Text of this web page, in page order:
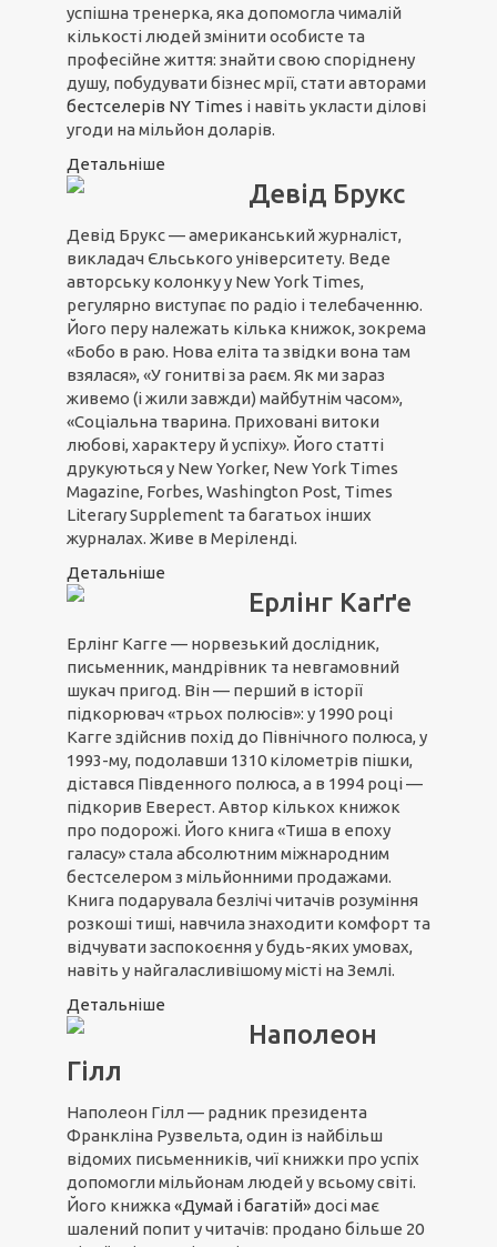
успішна тренерка, яка допомогла чималій
кількості людей змінити особисте та
професійне життя: знайти свою споріднену
душу, побудувати бізнес мрії, стати авторами
бестселерів NY Times і навіть укласти ділові
угоди на мільйон доларів.
Детальніше
Девід Брукс
Девід Брукс — американський журналіст,
викладач Єльського університету. Веде
авторську колонку у New York Times,
регулярно виступає по радіо і телебаченню.
Його перу належать кілька книжок, зокрема
«Бобо в раю. Нова еліта та звідки вона там
взялася», «У гонитві за раєм. Як ми зараз
живемо (і жили завжди) майбутнім часом»,
«Соціальна тварина. Приховані витоки
любові, характеру й успіху». Його статті
друкуються у New Yorker, New York Times
Magazine, Forbes, Washington Post, Times
Literary Supplement та багатьох інших
журналах. Живе в Меріленді.
Детальніше
Ерлінг Каґґе
Ерлінг Кагге — норвезький дослідник,
письменник, мандрівник та невгамовний
шукач пригод. Він — перший в історії
підкорювач «трьох полюсів»: у 1990 році
Кагге здійснив похід до Північного полюса, у
1993-му, подолавши 1310 кілометрів пішки,
дістався Південного полюса, а в 1994 році —
підкорив Еверест. Автор кількох книжок
про подорожі. Його книга «Тиша в епоху
галасу» стала абсолютним міжнародним
бестселером з мільйонними продажами.
Книга подарувала безлічі читачів розуміння
розкоші тиші, навчила знаходити комфорт та
відчувати заспокоєння у будь-яких умовах,
навіть у найгаласливішому місті на Землі.
Детальніше
Наполеон
Гілл
Наполеон Гілл — радник президента
Франкліна Рузвельта, один із найбільш
відомих письменників, чиї книжки про успіх
допомогли мільйонам людей у всьому світі.
Його книжка «Думай і багатій» досі має
шалений попит у читачів: продано більше 20